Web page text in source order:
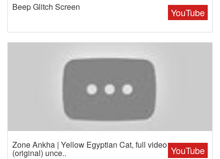
YouTube
Beep Glitch Screen
YouTube
Zone Ankha | Yellow Egyptian Cat, full video
(original) unce..